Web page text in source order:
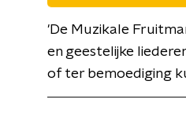
'De Muzikale
en geestelijke
of ter bemoediging